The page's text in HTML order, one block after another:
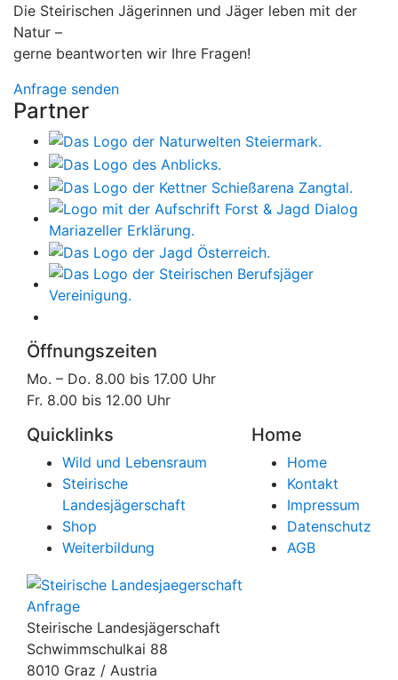
Die Steirischen Jägerinnen und Jäger leben mit der
Natur –
gerne beantworten wir Ihre Fragen!
Anfrage senden
Partner
Öffnungszeiten
Mo. – Do. 8.00 bis 17.00 Uhr
Fr. 8.00 bis 12.00 Uhr
Quicklinks
Wild und Lebensraum
Steirische
Landesjägerschaft
Shop
Weiterbildung
Home
Home
Kontakt
Impressum
Datenschutz
AGB
Anfrage
Steirische Landesjägerschaft
Schwimmschulkai 88
8010 Graz / Austria